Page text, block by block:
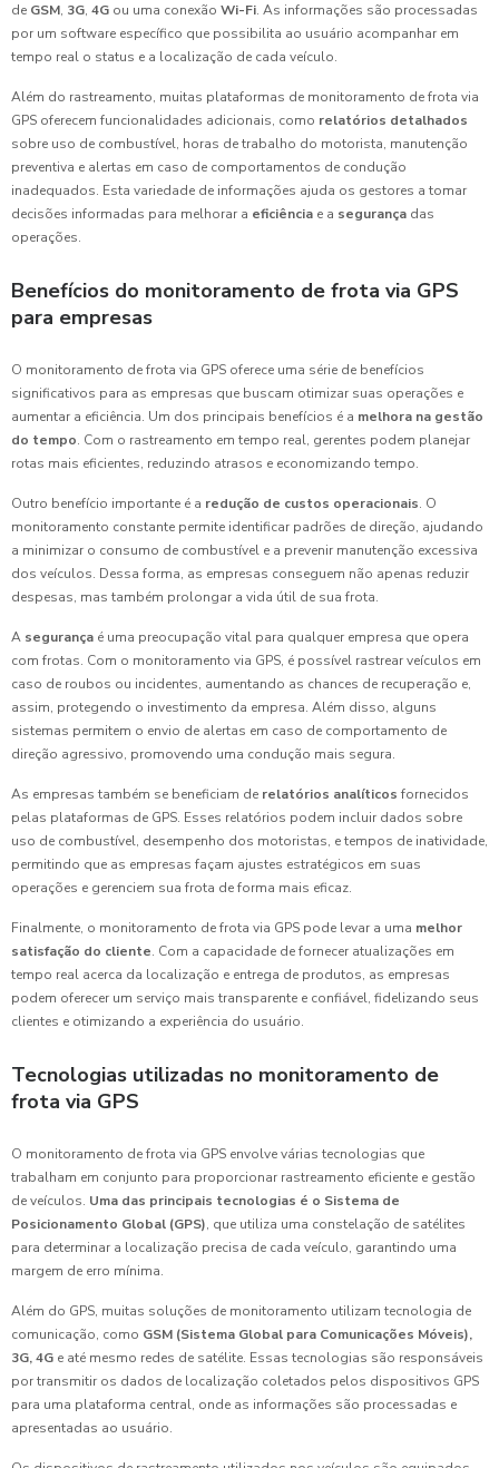
de GSM, 3G, 4G ou uma conexão Wi-Fi. As informações são processadas
por um software específico que possibilita ao usuário acompanhar em
tempo real o status e a localização de cada veículo.
Além do rastreamento, muitas plataformas de monitoramento de frota via
GPS oferecem funcionalidades adicionais, como relatórios detalhados
sobre uso de combustível, horas de trabalho do motorista, manutenção
preventiva e alertas em caso de comportamentos de condução
inadequados. Esta variedade de informações ajuda os gestores a tomar
decisões informadas para melhorar a eficiência e a segurança das
operações.
Benefícios do monitoramento de frota via GPS
para empresas
O monitoramento de frota via GPS oferece uma série de benefícios
significativos para as empresas que buscam otimizar suas operações e
aumentar a eficiência. Um dos principais benefícios é a melhora na gestão
do tempo. Com o rastreamento em tempo real, gerentes podem planejar
rotas mais eficientes, reduzindo atrasos e economizando tempo.
Outro benefício importante é a redução de custos operacionais. O
monitoramento constante permite identificar padrões de direção, ajudando
a minimizar o consumo de combustível e a prevenir manutenção excessiva
dos veículos. Dessa forma, as empresas conseguem não apenas reduzir
despesas, mas também prolongar a vida útil de sua frota.
A segurança é uma preocupação vital para qualquer empresa que opera
com frotas. Com o monitoramento via GPS, é possível rastrear veículos em
caso de roubos ou incidentes, aumentando as chances de recuperação e,
assim, protegendo o investimento da empresa. Além disso, alguns
sistemas permitem o envio de alertas em caso de comportamento de
direção agressivo, promovendo uma condução mais segura.
As empresas também se beneficiam de relatórios analíticos fornecidos
pelas plataformas de GPS. Esses relatórios podem incluir dados sobre
uso de combustível, desempenho dos motoristas, e tempos de inatividade,
permitindo que as empresas façam ajustes estratégicos em suas
operações e gerenciem sua frota de forma mais eficaz.
Finalmente, o monitoramento de frota via GPS pode levar a uma melhor
satisfação do cliente. Com a capacidade de fornecer atualizações em
tempo real acerca da localização e entrega de produtos, as empresas
podem oferecer um serviço mais transparente e confiável, fidelizando seus
clientes e otimizando a experiência do usuário.
Tecnologias utilizadas no monitoramento de
frota via GPS
O monitoramento de frota via GPS envolve várias tecnologias que
trabalham em conjunto para proporcionar rastreamento eficiente e gestão
de veículos. Uma das principais tecnologias é o Sistema de
Posicionamento Global (GPS), que utiliza uma constelação de satélites
para determinar a localização precisa de cada veículo, garantindo uma
margem de erro mínima.
Além do GPS, muitas soluções de monitoramento utilizam tecnologia de
comunicação, como GSM (Sistema Global para Comunicações Móveis),
3G, 4G e até mesmo redes de satélite. Essas tecnologias são responsáveis
por transmitir os dados de localização coletados pelos dispositivos GPS
para uma plataforma central, onde as informações são processadas e
apresentadas ao usuário.